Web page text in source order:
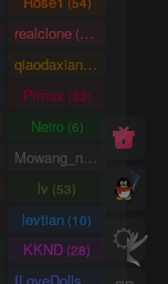
realclone (70)
qiaodaxian
(16)
Pimax (33)
Neiro(6)
Mowang_nixi
lv (53)
levtian (10)
KKND (28)